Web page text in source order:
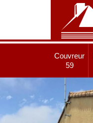
Couvreur
59